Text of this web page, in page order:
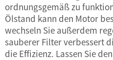
ordnungsgemäß zu
Ölstand kann den Motor
wechseln Sie außerdem
sauberer Filter verbessert
die Effizienz. Lassen Sie